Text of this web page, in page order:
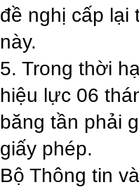
đề nghị cấp lại
này.
5. Trong thời
hiệu lực 06
băng tần phải
giấy phép.
Bộ Thông tin